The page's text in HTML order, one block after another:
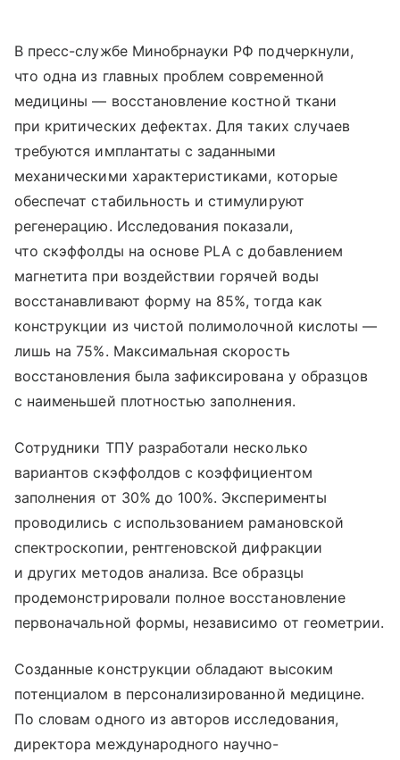
В пресс-службе Минобрнауки РФ подчеркнули,
что одна из главных проблем современной
медицины — восстановление костной ткани
при критических дефектах. Для таких случаев
требуются имплантаты с заданными
механическими характеристиками, которые
обеспечат стабильность и стимулируют
регенерацию. Исследования показали,
что скэффолды на основе PLA с добавлением
магнетита при воздействии горячей воды
восстанавливают форму на 85%, тогда как
конструкции из чистой полимолочной кислоты —
лишь на 75%. Максимальная скорость
восстановления была зафиксирована у образцов
с наименьшей плотностью заполнения.
Сотрудники ТПУ разработали несколько
вариантов скэффолдов с коэффициентом
заполнения от 30% до 100%. Эксперименты
проводились с использованием рамановской
спектроскопии, рентгеновской дифракции
и других методов анализа. Все образцы
продемонстрировали полное восстановление
первоначальной формы, независимо от геометрии.
Созданные конструкции обладают высоким
потенциалом в персонализированной медицине.
По словам одного из авторов исследования,
директора международного научно-